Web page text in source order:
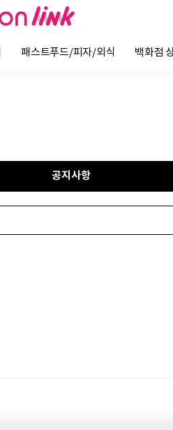
패스트푸드/피자/외식 백화점
공지사항